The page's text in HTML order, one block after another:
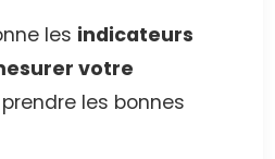
les indicateurs
votre
les bonnes